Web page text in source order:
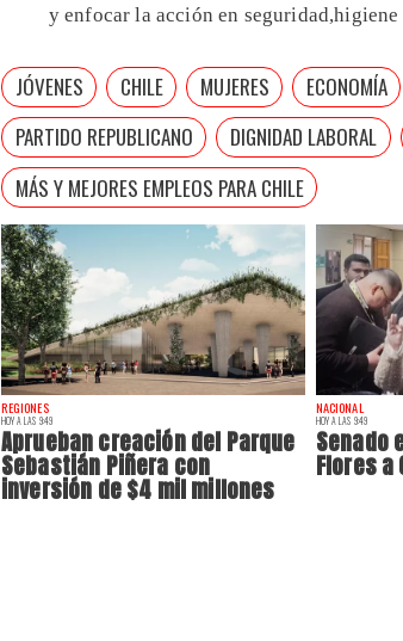
REGIONES
HOY A LAS 9:49
Aprueban creación del Parque
Sebastián Piñera con
inversión de $4 mil millones
NACIONAL
HOY A LAS 9:49
Senado
Flores a
y enfocar la acción en
JÓVENES CHILE MUJERES ECONOMÍA
PARTIDO REPUBLICANO
DIGNIDAD LABORAL
MÁS Y MEJORES EMPLEOS PARA CHILE